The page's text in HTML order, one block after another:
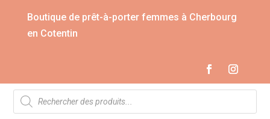
Boutique de prêt-à-porter femmes à Cherbourg
en Cotentin
Recherche
de
produits